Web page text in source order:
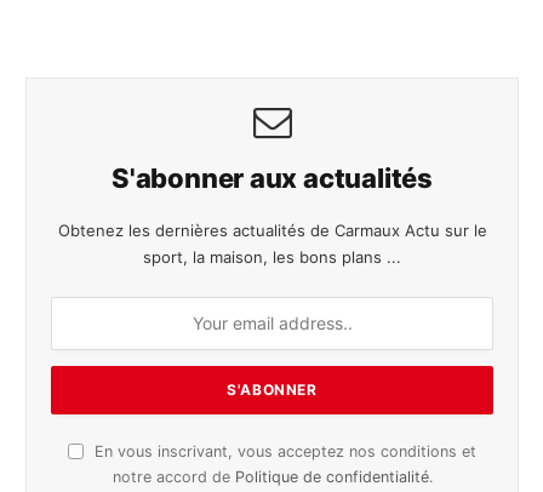
S'abonner aux actualités
Obtenez les dernières actualités de Carmaux Actu sur le
sport, la maison, les bons plans ...
En vous inscrivant, vous acceptez nos conditions et
notre accord de Politique de confidentialité.